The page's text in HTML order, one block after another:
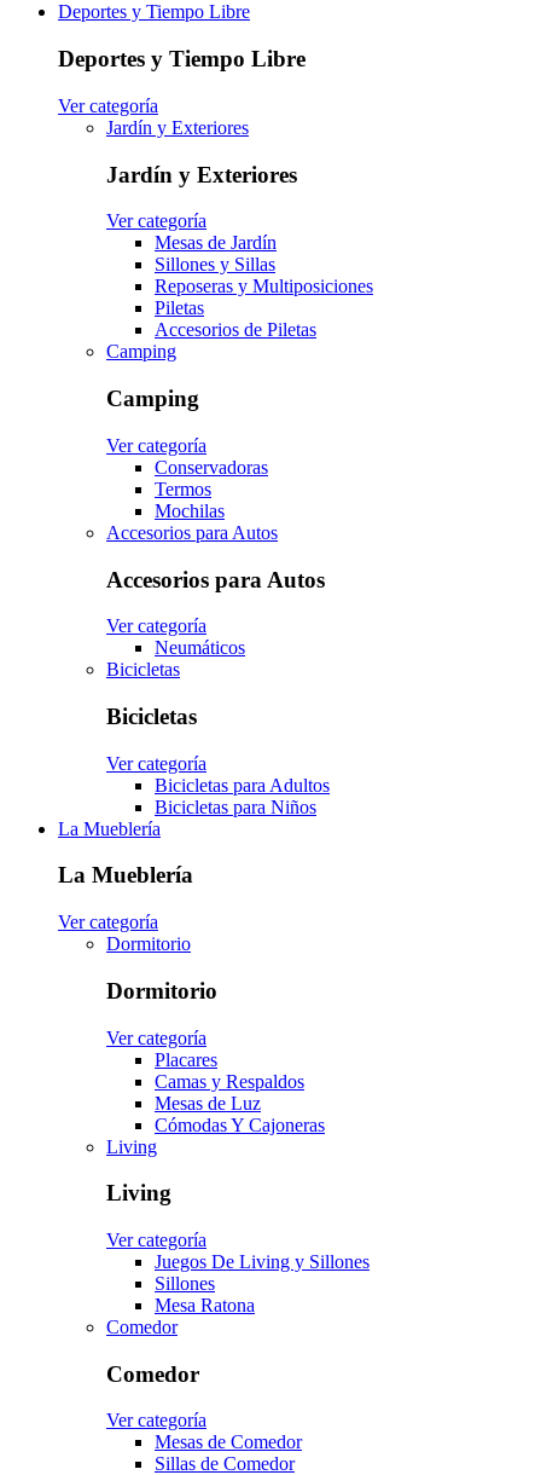
Deportes y Tiempo Libre
Deportes y Tiempo Libre
Ver categoría
Jardín y Exteriores
Jardín y Exteriores
Ver categoría
Mesas de Jardín
Sillones y Sillas
Reposeras y Multiposiciones
Piletas
Accesorios de Piletas
Camping
Camping
Ver categoría
Conservadoras
Termos
Mochilas
Accesorios para Autos
Accesorios para Autos
Ver categoría
Neumáticos
Bicicletas
Bicicletas
Ver categoría
Bicicletas para Adultos
Bicicletas para Niños
La Mueblería
La Mueblería
Ver categoría
Dormitorio
Dormitorio
Ver categoría
Placares
Camas y Respaldos
Mesas de Luz
Cómodas Y Cajoneras
Living
Living
Ver categoría
Juegos De Living y Sillones
Sillones
Mesa Ratona
Comedor
Comedor
Ver categoría
Mesas de Comedor
Sillas de Comedor